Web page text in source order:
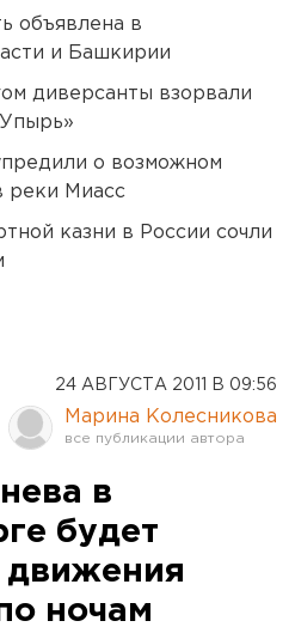
объявлена в
и Башкирии
диверсанты взорвали
о возможном
реки Миасс
казни в России сочли
24 АВГУСТА 2011 В 09:56
Марина Колесникова
в
будет
движения
ночам